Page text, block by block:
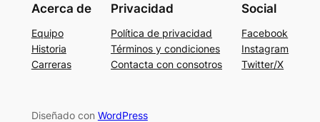
Acerca de
Equipo
Historia
Carreras
Privacidad
Política de privacidad
Términos y condiciones
Contacta con consotros
Social
Facebook
Instagram
Twitter/X
Diseñado con WordPress